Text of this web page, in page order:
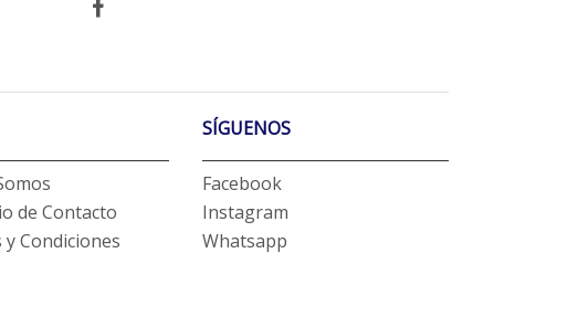
de Contacto
Condiciones
SÍGUENOS
Facebook
Instagram
Whatsapp